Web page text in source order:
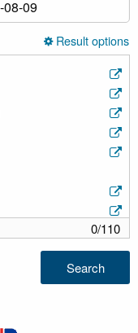
Result options
0/110
Search